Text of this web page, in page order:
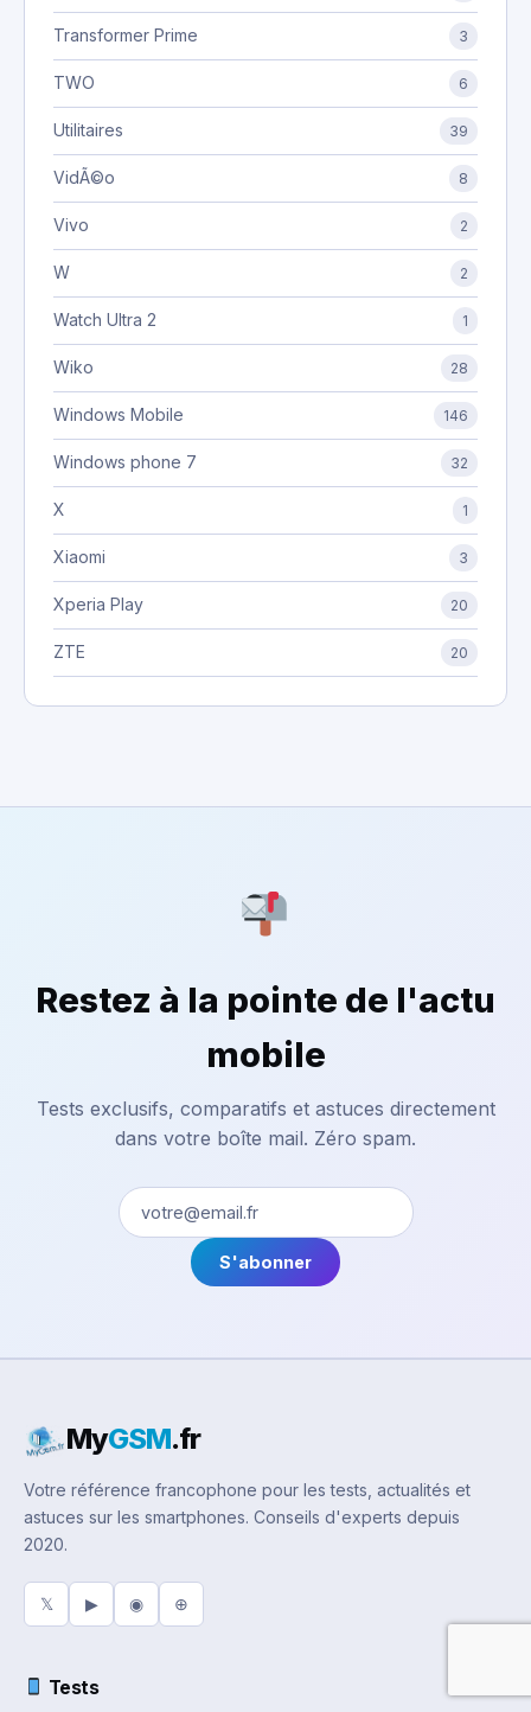
Transformer Prime 3
TWO 6
Utilitaires 39
VidÃ©o 8
Vivo 2
W 2
Watch Ultra 2 1
Wiko 28
Windows Mobile 146
Windows phone 7 32
X 1
Xiaomi 3
Xperia Play 20
ZTE 20
Restez à la pointe de l'actu
mobile
Tests exclusifs, comparatifs et astuces directement
dans votre boîte mail. Zéro spam.
S'abonner
MyGSM.fr
Votre référence francophone pour les tests, actualités et
astuces sur les smartphones. Conseils d'experts depuis
2020.
𝕏 ▶ ◉ ⊕
Tests